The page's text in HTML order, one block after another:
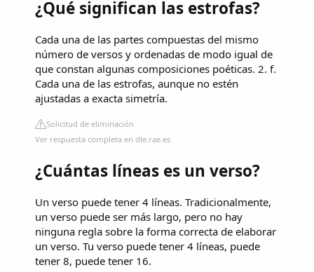
¿Qué significan las estrofas?
Cada una de las partes compuestas del mismo
número de versos y ordenadas de modo igual de
que constan algunas composiciones poéticas. 2. f.
Cada una de las estrofas, aunque no estén
ajustadas a exacta simetría.
Solicitud de eliminación
Ver respuesta completa en dle.rae.es
¿Cuántas líneas es un verso?
Un verso puede tener 4 líneas. Tradicionalmente,
un verso puede ser más largo, pero no hay
ninguna regla sobre la forma correcta de elaborar
un verso. Tu verso puede tener 4 líneas, puede
tener 8, puede tener 16.